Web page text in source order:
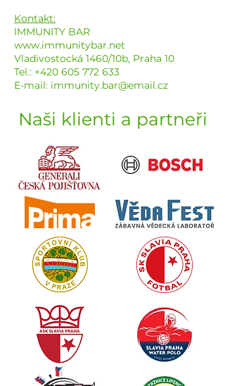
Kontakt:
IMMUNITY BAR
www.immunitybar.net
Vladivostocká 1460/10b, Praha 10
Tel.: +420 605 772 633
E-mail: immunity.bar@email.cz
Naši klienti a partneři